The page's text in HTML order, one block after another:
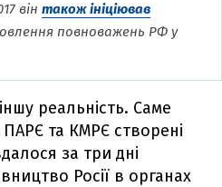
він також ініціював
повноважень РФ у
реальність. Саме
та КМРЄ створені
за три дні
Росії в органах